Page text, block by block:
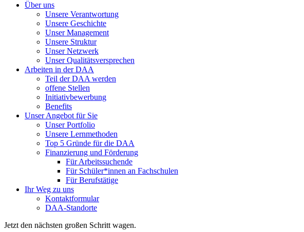
Über uns
Unsere Verantwortung
Unsere Geschichte
Unser Management
Unsere Struktur
Unser Netzwerk
Unser Qualitätsversprechen
Arbeiten in der DAA
Teil der DAA werden
offene Stellen
Initiativbewerbung
Benefits
Unser Angebot für Sie
Unser Portfolio
Unsere Lernmethoden
Top 5 Gründe für die DAA
Finanzierung und Förderung
Für Arbeitssuchende
Für Schüler*innen an Fachschulen
Für Berufstätige
Ihr Weg zu uns
Kontaktformular
DAA-Standorte
Jetzt den nächsten großen Schritt wagen.